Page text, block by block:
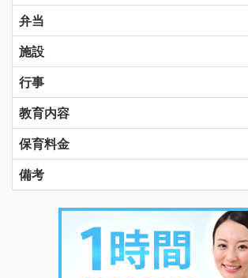
弁当
施設
行事
教育内容
保育料金
備考